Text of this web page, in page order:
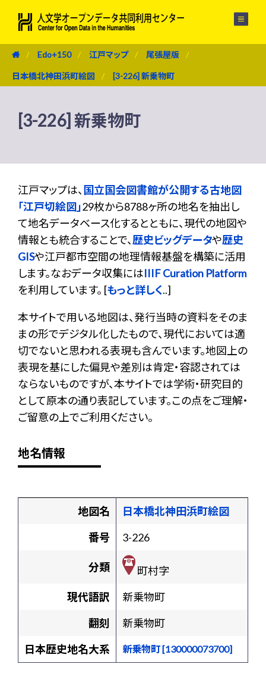
Edo+150 江戸マップ 尾張屋版
日本橋北神田浜町絵図 [3-226] 新乗物町
[3-226] 新乗物町
江戸マップは、 国立国会図書館が公開する古地図
「江戸切絵図」29枚から8788ヶ所の地名を抽出し
て地名データベース化するとともに、現代の地図や
情報とも統合することで、歴史ビッグデータや歴史
GISや江戸都市空間の地理情報基盤を構築に活用
します。なおデータ収集にはIIIF Curation Platform
を利用しています。 [もっと詳しく..]
本サイトで用いる地図は、発行当時の資料をそのま
まの形でデジタル化したもので、現代においては適
切でないと思われる表現も含んでいます。地図上の
表現を基にした偏見や差別は肯定・容認されては
ならないものですが、本サイトでは学術・研究目的
として原本の通り表記しています。この点をご理解・
ご留意の上でご利用ください。
地名情報
地図名
日本橋北神田浜町絵図
番号
3-226
分類
町村字
現代語訳
新乗物町
翻刻
新乗物町
日本歴史地名大系
新乗物町 [130000073700]